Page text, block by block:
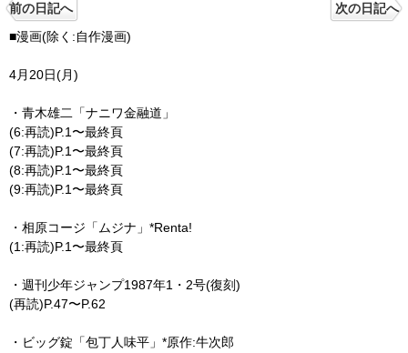
前の日記へ
次の日記へ
■漫画(除く:自作漫画)
4月20日(月)
・青木雄二「ナニワ金融道」
(6:再読)P.1〜最終頁
(7:再読)P.1〜最終頁
(8:再読)P.1〜最終頁
(9:再読)P.1〜最終頁
・相原コージ「ムジナ」*Renta!
(1:再読)P.1〜最終頁
・週刊少年ジャンプ1987年1・2号(復刻)
(再読)P.47〜P.62
・ビッグ錠「包丁人味平」*原作:牛次郎